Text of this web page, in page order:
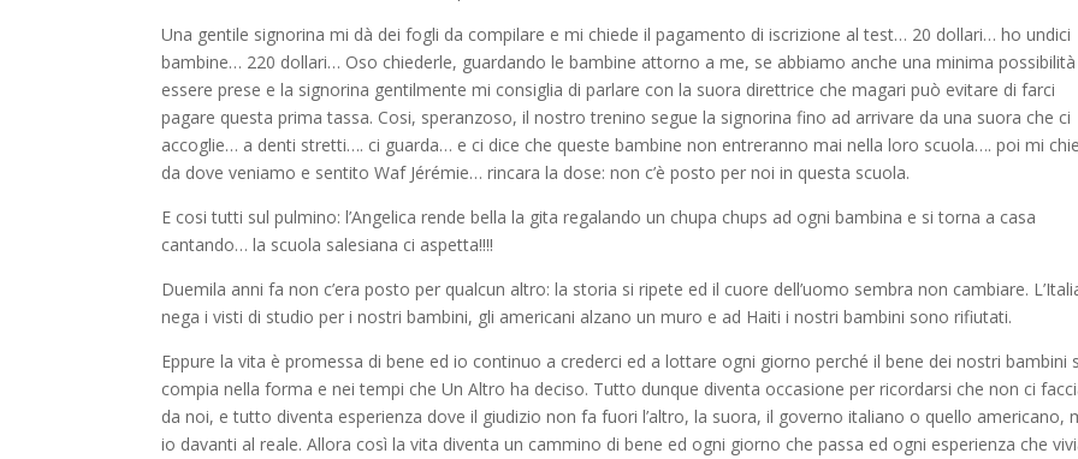
Una gentile signorina mi dà dei fogli da compilare e mi chiede il pagamento di iscrizione al test… 20 dollari… ho undici
bambine… 220 dollari… Oso chiederle, guardando le bambine attorno a me, se abbiamo anche una minima possibilità
essere prese e la signorina gentilmente mi consiglia di parlare con la suora direttrice che magari può evitare di farci
pagare questa prima tassa. Cosi, speranzoso, il nostro trenino segue la signorina fino ad arrivare da una suora che ci
accoglie… a denti stretti…. ci guarda… e ci dice che queste bambine non entreranno mai nella loro scuola…. poi mi
da dove veniamo e sentito Waf Jérémie… rincara la dose: non c’è posto per noi in questa scuola.
E cosi tutti sul pulmino: l’Angelica rende bella la gita regalando un chupa chups ad ogni bambina e si torna a casa
cantando… la scuola salesiana ci aspetta!!!!
Duemila anni fa non c’era posto per qualcun altro: la storia si ripete ed il cuore dell’uomo sembra non cambiare.
nega i visti di studio per i nostri bambini, gli americani alzano un muro e ad Haiti i nostri bambini sono rifiutati.
Eppure la vita è promessa di bene ed io continuo a crederci ed a lottare ogni giorno perché il bene dei nostri bambini
compia nella forma e nei tempi che Un Altro ha deciso. Tutto dunque diventa occasione per ricordarsi che non ci
da noi, e tutto diventa esperienza dove il giudizio non fa fuori l’altro, la suora, il governo italiano o quello americano,
io davanti al reale. Allora così la vita diventa un cammino di bene ed ogni giorno che passa ed ogni esperienza che